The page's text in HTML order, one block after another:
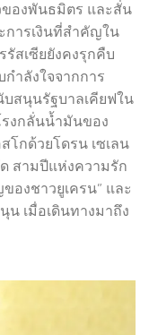
องพันธมิตร และสั่น
การเงินที่สำคัญใน
สเซียยังคงรุกคืบ
ำลังใจจากการ
สนุนรัฐบาลเคียฟใน
งกลั่นน้ำมันของ
โกด้วยโดรน เซเลน
สามปีแห่งความรัก
งชาวยูเครน” และ
เมื่อเดินทางมาถึง